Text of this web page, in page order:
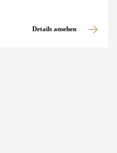
Details ansehen